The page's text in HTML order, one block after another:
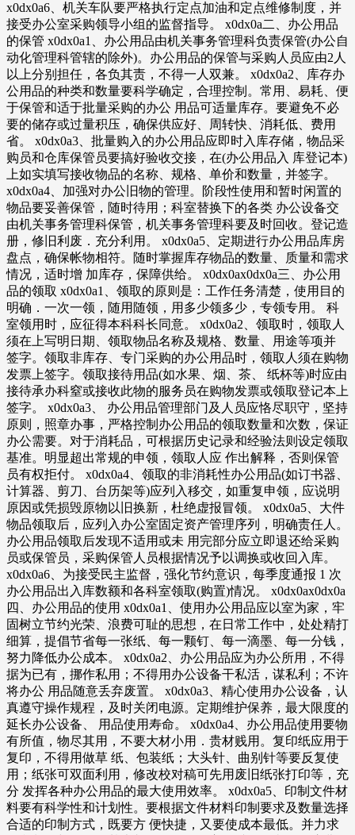
x0dx0a6、机关车队要严格执行定点加油和定点维修制度，并
接受办公室采购领导小组的监督指导。 x0dx0a二、办公用品
的保管 x0dx0a1、办公用品由机关事务管理科负责保管(办公自
动化管理科管辖的除外)。办公用品的保管与采购人员应由2人
以上分别担任，各负其责，不得一人双兼。 x0dx0a2、库存办
公用品的种类和数量要科学确定，合理控制。常用、易耗、便
于保管和适于批量采购的办公 用品可适量库存。要避免不必
要的储存或过量积压，确保供应好、周转快、消耗低、费用
省。 x0dx0a3、批量购入的办公用品应即时入库存储，物品采
购员和仓库保管员要搞好验收交接，在(办公用品入 库登记本)
上如实填写接收物品的名称、规格、单价和数量，并签字。
x0dx0a4、加强对办公旧物的管理。阶段性使用和暂时闲置的
物品要妥善保管，随时待用；科室替换下的各类 办公设备交
由机关事务管理科保管，机关事务管理科要及时回收。登记造
册，修旧利废．充分利用。 x0dx0a5、定期进行办公用品库房
盘点，确保帐物相符。随时掌握库存物品的数量、质量和需求
情况，适时增 加库存，保障供给。 x0dx0ax0dx0a三、办公用
品的领取 x0dx0a1、领取的原则是：工作任务清楚，使用目的
明确．一次一领，随用随领，用多少领多少，专领专用。 科
室领用时，应征得本科科长同意。 x0dx0a2、领取时，领取人
须在上写明日期、领取物品名称及规格、数量、用途等项并
签字。领取非库存、专门采购的办公用品时，领取人须在购物
发票上签字。领取接待用品(如水果、烟、茶、 纸杯等)时应由
接待承办科窒或接收此物的服务员在购物发票或领取登记本上
签字。 x0dx0a3、 办公用品管理部门及人员应恪尽职守，坚持
原则，照章办事，严格控制办公用品的领取数量和次数，保证
办公需要。对于消耗品，可根据历史记录和经验法则设定领取
基准。明显超出常规的申领，领取人应 作出解释，否则保管
员有权拒付。 x0dx0a4、领取的非消耗性办公用品(如订书器、
计算器、剪刀、台历架等)应列入移交，如重复申领，应说明
原因或凭损毁原物以旧换新，杜绝虚报冒领。 x0dx0a5、大件
物品领取后，应列入办公室固定资产管理序列，明确责任人。
办公用品领取后发现不适用或未 用完部分应立即退还给采购
员或保管员，采购保管人员根据情况予以调换或收回入库。
x0dx0a6、为接受民主监督，强化节约意识，每季度通报 1 次
办公用品出入库数额和各科室领取(购置)情况。 x0dx0ax0dx0a
四、办公用品的使用 x0dx0a1、使用办公用品应以室为家，牢
固树立节约光荣、浪费可耻的思想，在日常工作中，处处精打
细算，提倡节省每一张纸、每一颗钉、每一滴墨、每一分钱，
努力降低办公成本。 x0dx0a2、办公用品应为办公所用，不得
据为已有，挪作私用；不得用办公设备干私活，谋私利；不许
将办公 用品随意丢弃废置。 x0dx0a3、精心使用办公设备，认
真遵守操作规程，及时关闭电源。定期维护保养，最大限度的
延长办公设备、 用品使用寿命。 x0dx0a4、办公用品使用要物
有所值，物尽其用，不要大材小用．贵材贱用。复印纸应用于
复印，不得用做草 纸、包装纸；大头针、曲别针等要反复使
用；纸张可双面利用，修改校对稿可先用废旧纸张打印等，充
分 发挥各种办公用品的最大使用效率。 x0dx0a5、印制文件材
料要有科学性和计划性。要根据文件材料印制要求及数量选择
合适的印制方式，既要方 便快捷，又要使成本最低。并力求